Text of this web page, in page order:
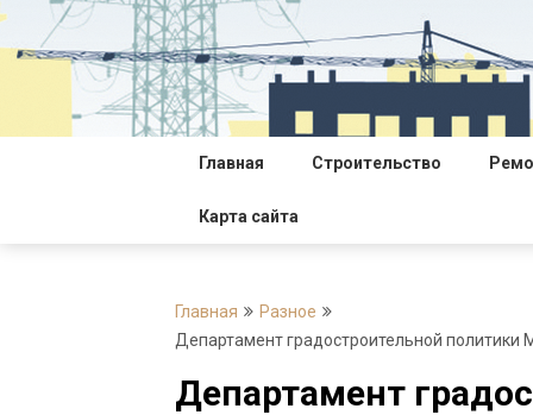
Перейти
содержимому
Главная Строительство
Карта сайта
Главная
Разное
Департамент градостроительной политики
Департамент